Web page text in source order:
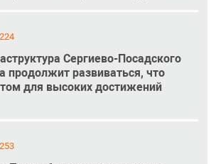
224
Сергиево-Посадского
продолжит развиваться, что
для высоких достижений
253